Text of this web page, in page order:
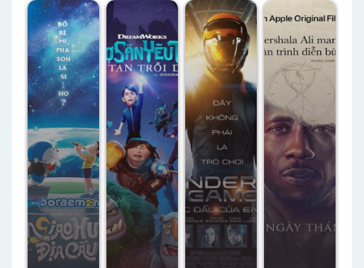
Status: HD
Tiếng Việt
Tiếng –
Status: 40 /
40 Lồng
Tiếng
– Status:
HD Lồng
Tiếng
Status: HD
Lồng Tiếng